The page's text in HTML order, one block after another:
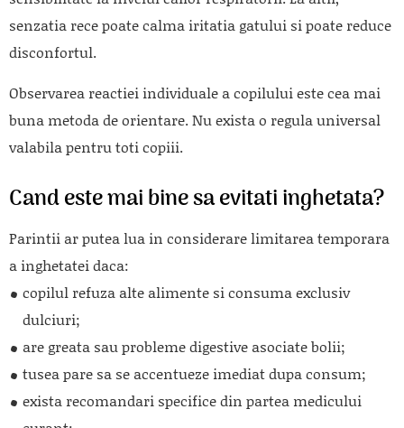
senzatia rece poate calma iritatia gatului si poate reduce
disconfortul.
Observarea reactiei individuale a copilului este cea mai
buna metoda de orientare. Nu exista o regula universal
valabila pentru toti copiii.
Cand este mai bine sa evitati inghetata?
Parintii ar putea lua in considerare limitarea temporara
a inghetatei daca:
copilul refuza alte alimente si consuma exclusiv
dulciuri;
are greata sau probleme digestive asociate bolii;
tusea pare sa se accentueze imediat dupa consum;
exista recomandari specifice din partea medicului